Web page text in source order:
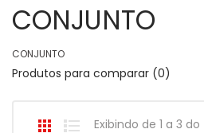
CONJUNTO
CONJUNTO
Produtos para comparar (0)
Exibindo de 1 a 3